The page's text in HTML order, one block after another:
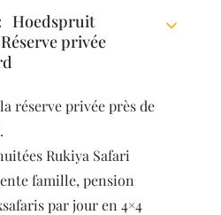
Hoedspruit
privée
réserve privée près de
Rukiya Safari
famille, pension
par jour en 4×4